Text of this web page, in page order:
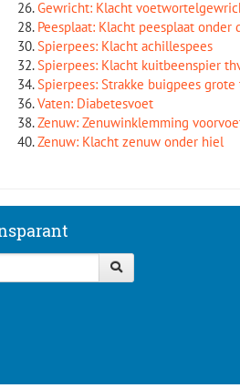
Gewricht: Klacht
Peesplaat: Klacht peesplaat onder
Spierpees: Klacht achillespees
Spierpees: Klacht kuitbeenspier
Spierpees: Strakke buigpees grote
Vaten: Diabetesvoet
Zenuw: Zenuwinklemming
Zenuw: Klacht zenuw onder hiel